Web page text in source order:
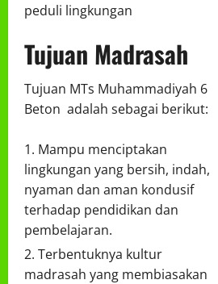
peduli lingkungan
Tujuan Madrasah
Tujuan MTs Muhammadiyah 6
Beton adalah sebagai berikut:
Mampu menciptakan
lingkungan yang bersih, indah,
nyaman dan aman kondusif
terhadap pendidikan dan
pembelajaran.
Terbentuknya kultur
madrasah yang membiasakan